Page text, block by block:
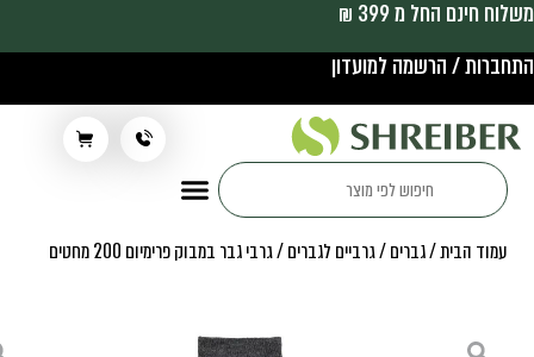
משלוח חינם החל מ 399 ₪
התחברות / הרשמה למועדון
עמוד הבית/גברים/גרביים לגברים/ גרבי גבר במבוק פרימיום 200 מחטים